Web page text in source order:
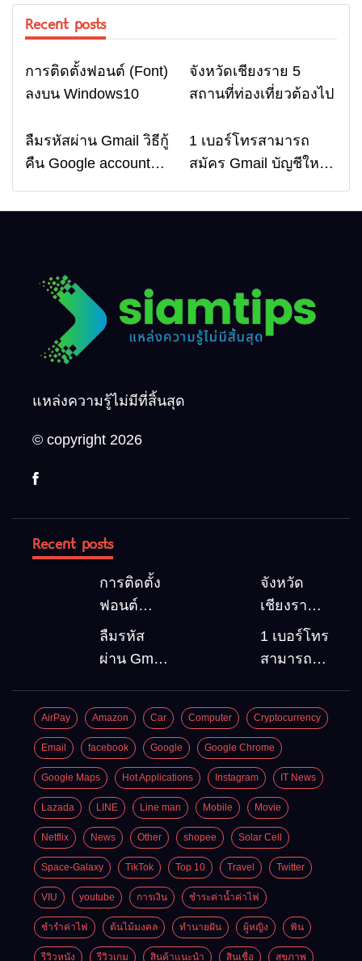
Recent posts
Computer
การติดตั้งฟอนต์ (Font)
ลงบน Windows10
Travel
จังหวัดเชียงราย 5
สถานที่ท่องเที่ยวต้องไป
Email
ลืมรหัสผ่าน Gmail วิธีกู้
คืน Google account
Email
1 เบอร์โทรสามารถ
สมัคร Gmail บัญชีใหม่
แหล่งความรู้ไม่มีที่สิ้นสุด
© copyright 2026
Recent posts
การติดตั้ง
ฟอนต์
(Font)
ลงบน
จังหวัด
เชียงราย 5
สถานที่
ท่องเที่ยว
ลืมรหัส
ผ่าน Gmail
Google
account
อัพเดต
ล่าสุด
1 เบอร์โทร
สามารถ
Gmail
บัญชีใหม่
ได้กี่ครั้ง?
กี่บัญชี ?
AirPay Amazon Car Computer Cryptocurrency
Email facebook Google Google Chrome
Google Maps Hot Applications Instagram IT News
Lazada LINE Line man Mobile Movie
Netflix News Other shopee Solar Cell
Space-Galaxy TikTok Top 10 Travel Twitter
VIU youtube การเงิน ชำระค่าน้ำค่าไฟ
ชำรำค่าไฟ ต้นไม้มงคล ทำนายฝัน ผู้หญิง ฟัน
รีวิวหนัง รีวิวเกม สินค้าแนะนำ สินเชื่อ สุขภาพ